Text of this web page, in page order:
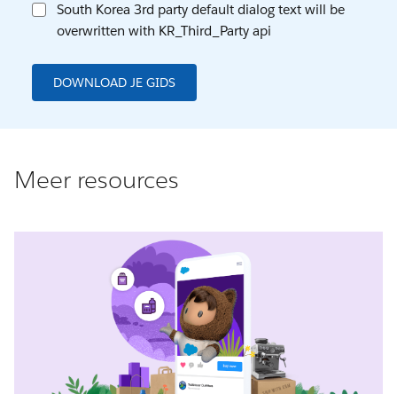
South Korea 3rd party default dialog text will be
overwritten with KR_Third_Party api
DOWNLOAD JE GIDS
Meer resources